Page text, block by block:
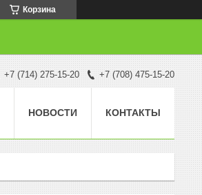
Корзина
+7 (714) 275-15-20 +7 (708) 475-15-20
НОВОСТИ КОНТАКТЫ